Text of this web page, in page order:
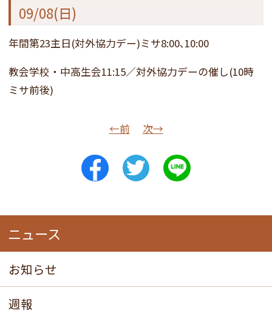
09/08(日)
年間第23主日(対外協力デー)ミサ8:00､10:00
教会学校・中高生会11:15／対外協力デーの催し(10時
ミサ前後)
←前 次→
ニュース
お知らせ
週報